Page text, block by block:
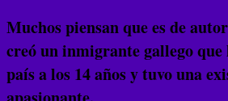
Muchos piensan que es de
creó un inmigrante gallego que
país a los 14 años y tuvo una